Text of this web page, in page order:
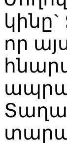
կինը`
որ